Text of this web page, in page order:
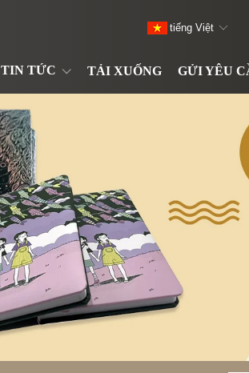
TIN TỨC TẢI XUỐNG GỬI YÊU
tiếng Việt